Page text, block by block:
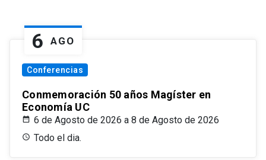
6 AGO
Conferencias
Conmemoración 50 años Magíster en
Economía UC
6 de Agosto de 2026 a 8 de Agosto de 2026
Todo el dia.